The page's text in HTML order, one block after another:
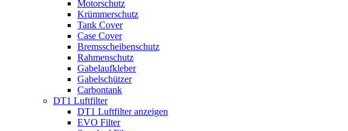
Motorschutz
Krümmerschutz
Tank Cover
Case Cover
Bremsscheibenschutz
Rahmenschutz
Gabelaufkleber
Gabelschützer
Carbontank
DT1 Luftfilter
DT1 Luftfilter anzeigen
EVO Filter